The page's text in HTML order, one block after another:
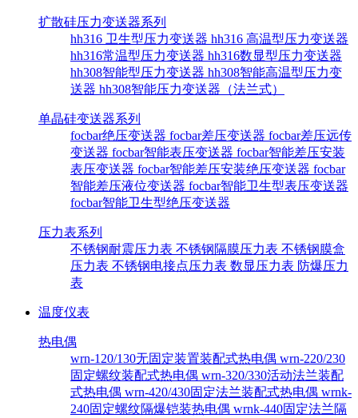
扩散硅压力变送器系列
hh316 卫生型压力变送器 hh316 高温型压力变送器
hh316常温型压力变送器 hh316数显型压力变送器
hh308智能型压力变送器 hh308智能高温型压力变
送器 hh308智能压力变送器（法兰式）
单晶硅变送器系列
focbar绝压变送器 focbar差压变送器 focbar差压远传
变送器 focbar智能表压变送器 focbar智能差压安装
表压变送器 focbar智能差压安装绝压变送器 focbar
智能差压液位变送器 focbar智能卫生型表压变送器
focbar智能卫生型绝压变送器
压力表系列
不锈钢耐震压力表 不锈钢隔膜压力表 不锈钢膜盒
压力表 不锈钢电接点压力表 数显压力表 防爆压力
表
温度仪表
热电偶
wrn-120/130无固定装置装配式热电偶 wrn-220/230
固定螺纹装配式热电偶 wrn-320/330活动法兰装配
式热电偶 wrn-420/430固定法兰装配式热电偶 wrnk-
240固定螺纹隔爆铠装热电偶 wrnk-440固定法兰隔